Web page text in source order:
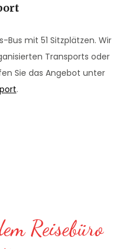
mit 51 Sitzplätzen. Wir
Transports oder
Sie das Angebot unter
.
Reisebüro